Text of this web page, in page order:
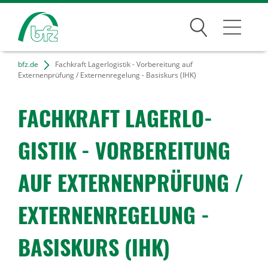
Suchen
Bildungsangebote
Karriere
Über uns
Standorte
Presse
bfz.de
Fachkraft Lagerlogistik - Vorbereitung auf
Externenprüfung / Externenregelung - Basiskurs (IHK)
FACH­KRAFT LAGER­LO­
GISTIK - VORBE­REI­TUNG
AUF EXTER­NEN­PRÜ­FUNG /
EXTER­NEN­RE­GE­LUNG -
BASIS­KURS (IHK)